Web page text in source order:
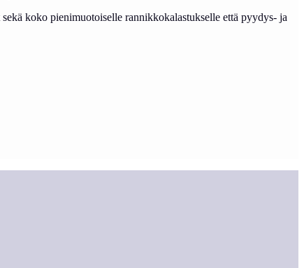
koko pienimuotoiselle rannikkokalastukselle että pyydys- ja